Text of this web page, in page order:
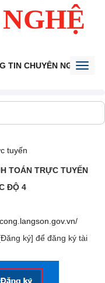
TIN CHUYÊN NGÀNH
tuyến
TOÁN TRỰC TUYẾN
ĐỘ 4
ký] để đăng ký tài